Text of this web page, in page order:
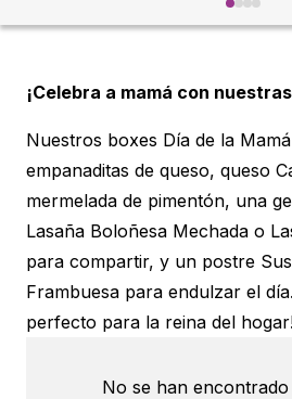
¡Celebra a mamá con
Nuestros boxes Día de la
empanaditas de queso, queso
mermelada de pimentón, una
Lasaña Boloñesa Mechada o
para compartir, y un postre
Frambuesa para endulzar el
perfecto para la reina del
No se han